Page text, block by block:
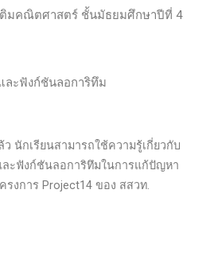
ติมคณิตศาสตร์ ชั้นมัธยมศึกษาปีที่ 4
ละฟังก์ชันลอการิทึม
นักเรียนสามารถใช้ความรู้เกี่ยวกับ
ละฟังก์ชันลอการิทึมในการแก้ปัญหา
งการ Project14 ของ สสวท.